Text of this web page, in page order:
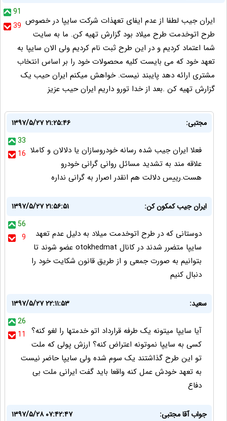
91
39 ایران جیب لطفا از عدم ایفای تعهذات شرکت سایپا در خصوص
طرح اتوخدمت طرح میلاد بود گزارش تهیه کن. ما به سایت
شما اعتماد کردیم و در این طرح ثبت نام کردیم ولی الان سایپا به
تعهد خود که می بایست کلیه محصولات خود را بر اساس انتخاب
مشتری ارائه دهد پایبند نیست. خواهش میکنم ایران حیب یک
گزارش تهیه کن .بعد از خدا تورو داریم ایران حیب عزیز
مجتبی:
۱۳۹۷/۵/۲۷ ۲۱:۲۵:۴۶
33
16 فعلا ایران جیب شده رسانه خودروسازان یا دلالان و کاملا
علاقه مند به تشدید مسائل روانی گرانی خودرو
هست.رییس دلالت هم انقدر اصرار به گرانی نداره
ایران جیب کمکون کن:
۱۳۹۷/۵/۲۷ ۲۱:۵۶:۵۱
56
9
دوستانی که در طرح اتوخدمت میلاد به دلیل عدم تعهد
سایپا متضرر شدند در کانال otokhedmat عضو شوند تا
بتوانیم به صورت جمعی و از طریق قانون شکایت خود را
دنبال کنیم
سعید:
۱۳۹۷/۵/۲۷ ۲۲:۱۱:۵۳
26
11
آیا سایپا میتونه یک طرفه قرارداد اتو خدمتها را لغو کنه؟
کسی به سایپا نموتونه اعتراض کنه؟ ارزش پولی که ملت
تو این طرح گذاشتند یک سوم شده ولی سایپا حاضر نیست
به تعهد خودش عمل کنه واقعا باید گفت ایرانی ملت بی
دفاع
جواب آقا مجتبی:
۱۳۹۷/۵/۲۸ ۰۷:۴۲:۴۷